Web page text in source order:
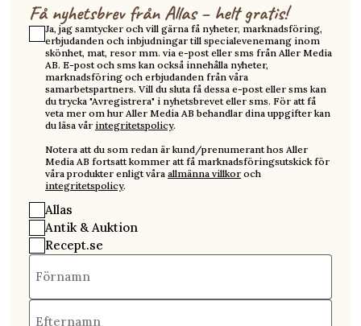
Få nyhetsbrev från Allas – helt gratis!
Ja, jag samtycker och vill gärna få nyheter, marknadsföring,
erbjudanden och inbjudningar till specialevenemang inom
skönhet, mat, resor mm. via e-post eller sms från Aller Media
AB. E-post och sms kan också innehålla nyheter,
marknadsföring och erbjudanden från våra
samarbetspartners. Vill du sluta få dessa e-post eller sms kan
du trycka "Avregistrera" i nyhetsbrevet eller sms. För att få
veta mer om hur Aller Media AB behandlar dina uppgifter kan
du läsa vår integritetspolicy.
Notera att du som redan är kund/prenumerant hos Aller
Media AB fortsatt kommer att få marknadsföringsutskick för
våra produkter enligt våra allmänna villkor och
integritetspolicy.
Allas
Antik & Auktion
Recept.se
Förnamn
Efternamn